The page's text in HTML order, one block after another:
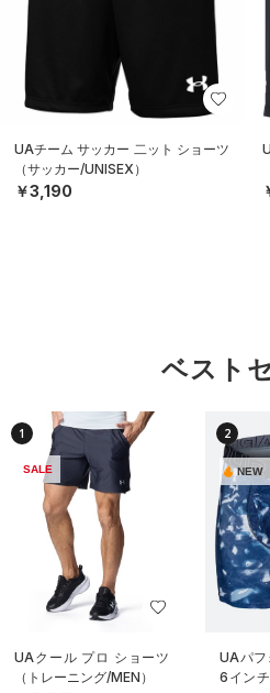
UAチーム サッカー 二ット ショーツ
（サッカー/UNISEX）
￥3,190
ベスト
1
SALE
UAクール プロ ショーツ
（トレーニング/MEN）
2
NEW
UAパフ
6イン